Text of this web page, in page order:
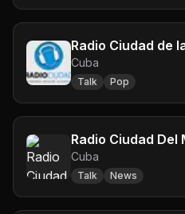
Radio Ciudad de
Cuba
Talk Pop
Radio Ciudad Del
Cuba
Talk News